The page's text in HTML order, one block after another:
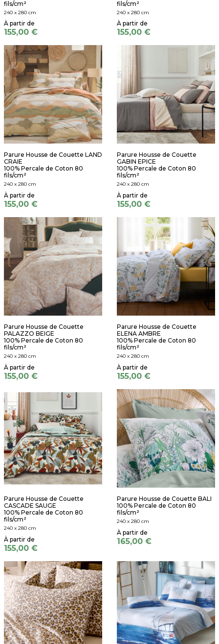
fils/cm²
240 x 280 cm
155,00 €
fils/cm²
240 x 280 cm
155,00 €
Parure Housse de Couette LAND
CRAIE
100% Percale de Coton 80
fils/cm²
240 x 280 cm
155,00 €
Parure Housse de Couette
GABIN EPICE
100% Percale de Coton 80
fils/cm²
240 x 280 cm
155,00 €
Parure Housse de Couette
PALAZZO BEIGE
100% Percale de Coton 80
fils/cm²
240 x 280 cm
155,00 €
Parure Housse de Couette
ELENA AMBRE
100% Percale de Coton 80
fils/cm²
240 x 280 cm
155,00 €
Parure Housse de Couette
CASCADE SAUGE
100% Percale de Coton 80
fils/cm²
240 x 280 cm
155,00 €
Parure Housse de Couette BALI
100% Percale de Coton 80
fils/cm²
240 x 280 cm
165,00 €